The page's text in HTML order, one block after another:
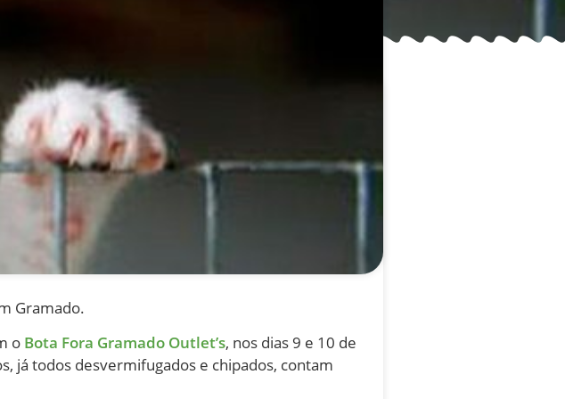
Gramado.
o Bota Fora Gramado Outlet’s, nos dias 9 e 10 de
já todos desvermifugados e chipados, contam